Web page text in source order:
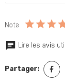
Note
Lire les avis
Partager: